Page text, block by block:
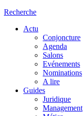
Recherche
Actu
Conjoncture
Agenda
Salons
Evénements
Nominations
A lire
Guides
Juridique
Management